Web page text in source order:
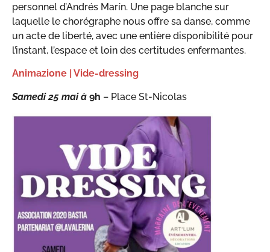
personnel d’Andrés Marín. Une page blanche sur
laquelle le chorégraphe nous offre sa danse, comme
un acte de liberté, avec une entière disponibilité pour
l’instant, l’espace et loin des certitudes enfermantes.
Animazione | Vide-dressing
Samedi 25 mai à 9h – Place St-Nicolas